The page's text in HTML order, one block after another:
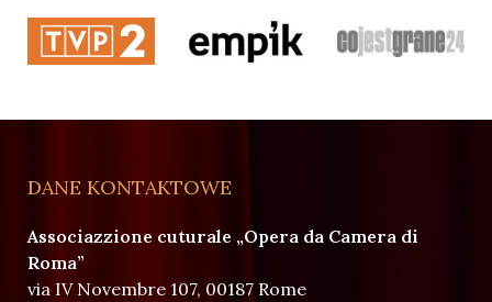
DANE KONTAKTOWE
Associazzione cuturale „Opera da Camera di
Roma”
via IV Novembre 107, 00187 Rome